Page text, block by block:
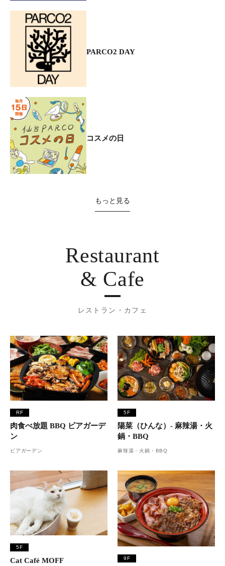
PARCO2 DAY
コスメの日
もっと見る
Restaurant
& Cafe
レストラン・カフェ
RF
肉食べ放題 BBQ ビアガーデ
ン
ビアガーデン
5F
陽菜（ひんな）- 麻辣湯・火
鍋・BBQ
麻辣湯・火鍋・BBQ
5F
Cat Café MOFF 9F